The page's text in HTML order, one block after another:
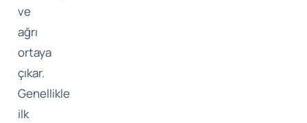
ve
ağrı
ortaya
çıkar.
Genellikle
ilk